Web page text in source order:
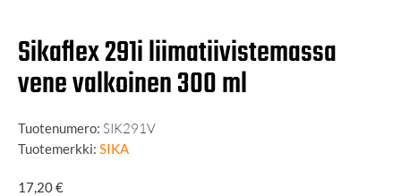
Sikaflex 291i liimatiivistemassa
vene valkoinen 300 ml
Tuotenumero: SIK291V
Tuotemerkki: SIKA
17,20€